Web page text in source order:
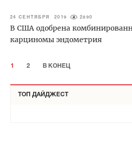
24 СЕНТЯБРЯ 2019 2890
В США одобрена
карциномы эндометрия
1 2 В КОНЕЦ
ТОП ДАЙДЖЕСТ